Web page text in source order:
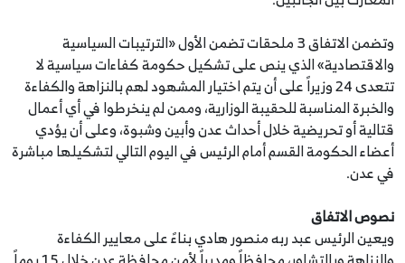
وتضمن الاتفاق 3 ملحقات تضمن الأول «الترتيبات السياسية
والاقتصادية» الذي ينص على تشكيل حكومة كفاءات سياسية لا
تتعدى 24 وزيراً على أن يتم اختيار المشهود لهم بالنزاهة والكفاءة
والخبرة المناسبة للحقيبة الوزارية، وممن لم ينخرطوا في أي أعمال
قتالية أو تحريضية خلال أحداث عدن وأبين وشبوة، وعلى أن يؤدي
أعضاء الحكومة القسم أمام الرئيس في اليوم التالي لتشكيلها مباشرة
في عدن.
نصوص الاتفاق
ويعين الرئيس عبد ربه منصور هادي بناءً على معايير الكفاءة